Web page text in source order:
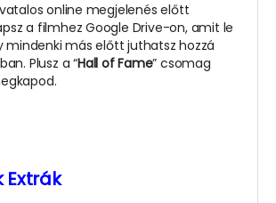
online megjelenés előtt
a filmhez Google Drive-on, amit le
mindenki más előtt juthatsz hozzá
Plusz a “Hall of Fame” csomag
Extrák